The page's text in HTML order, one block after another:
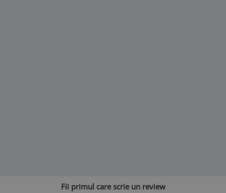
Fii primul care scrie un review